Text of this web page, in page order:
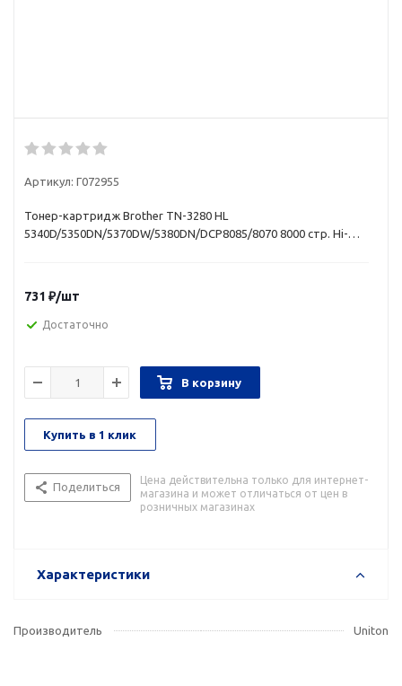
Артикул: Г072955
Тонер-картридж Brother TN-3280 HL
5340D/5350DN/5370DW/5380DN/DCP8085/8070 8000 стр. Hi-
731 ₽/шт
Достаточно
В корзину
Купить в 1 клик
Поделиться
Цена действительна только для интернет-
магазина и может отличаться от цен в
розничных магазинах
Характеристики
Производитель Uniton